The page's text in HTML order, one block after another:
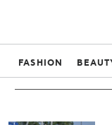
FASHION